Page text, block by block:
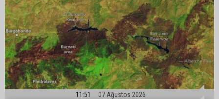
11:51 07 Ağustos 2026